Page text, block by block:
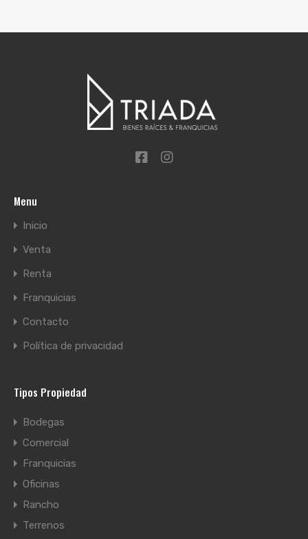
Menu
Inicio
Venta
Renta
Franquicias
Contacto
Política de privacidad
Tipos Propiedad
Bodegas
Comercial
Franquicias
Oficinas
Rancho
Terrenos